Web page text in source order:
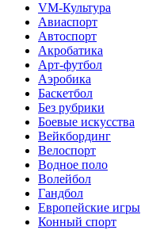
VM-Культура
Авиаспорт
Автоспорт
Акробатика
Арт-футбол
Аэробика
Баскетбол
Без рубрики
Боевые искусства
Вейкбординг
Велоспорт
Водное поло
Волейбол
Гандбол
Европейские игры
Конный спорт